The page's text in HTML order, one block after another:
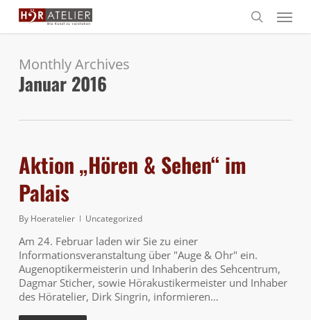
Skip
main
search
Menu
Monthly Archives
Januar 2016
Aktion „Hören & Sehen“ im
Palais
By Hoeratelier Uncategorized
Am 24. Februar laden wir Sie zu einer
Informationsveranstaltung über "Auge & Ohr" ein.
Augenoptikermeisterin und Inhaberin des Sehcentrum,
Dagmar Sticher, sowie Hörakustikermeister und Inhaber
des Höratelier, Dirk Singrin, informieren…